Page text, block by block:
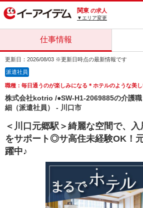
関東 の求人
▼エリア変更
仕事情報
更新日：2026/08/03 ※更新日時点の最新情報です
派遣社員
職種：毎日通うのが楽しみになる＊ホテルのような美
株式会社kotrio /●SW-H1-2069885の介護
細（派遣社員） - 川口市
＜川口元郷駅＞綺麗な空間で、
をサポート◎サ高住未経験OK！
躍中♪